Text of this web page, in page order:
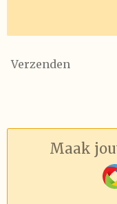
Verzenden
Maak